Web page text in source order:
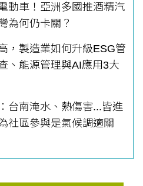
動車！亞洲多國推酒精汽
為何仍卡關？
，製造業如何升級ESG管
、能源管理與AI應用3大
台南淹水、熱傷害...皆進
社區參與是氣候調適關